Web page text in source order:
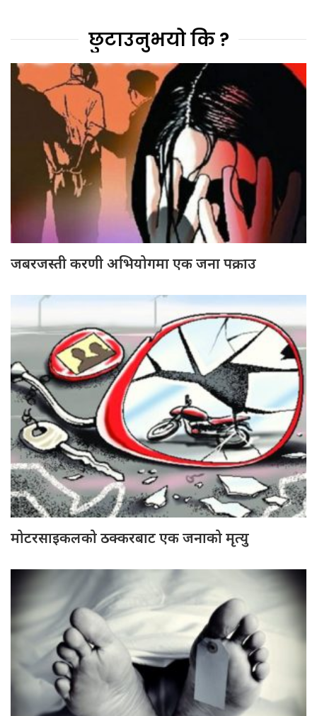
छुटाउनुभयो कि ?
जबरजस्ती करणी अभियोगमा एक जना पक्राउ
मोटरसाइकलको ठक्करबाट एक जनाको मृत्यु